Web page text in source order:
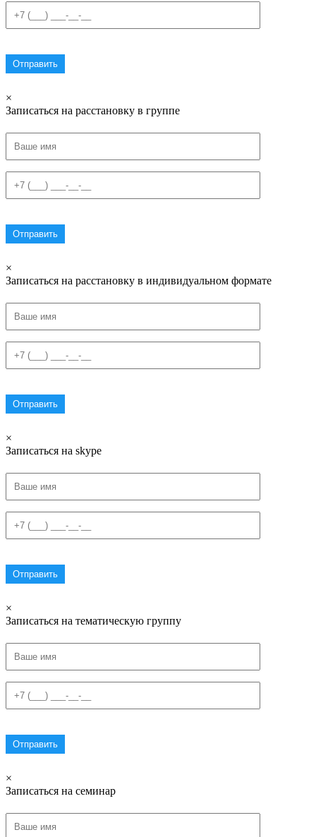
×
Записаться на расстановку в группе
×
Записаться на расстановку в индивидуальном формате
×
Записаться на skype
×
Записаться на тематическую группу
×
Записаться на семинар